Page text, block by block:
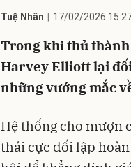
Tuệ Nhân 17/02/2026
Trong khi thủ thành
Harvey Elliott lại
những vướng mắc
Hệ thống cho mượn
thái cực đối lập